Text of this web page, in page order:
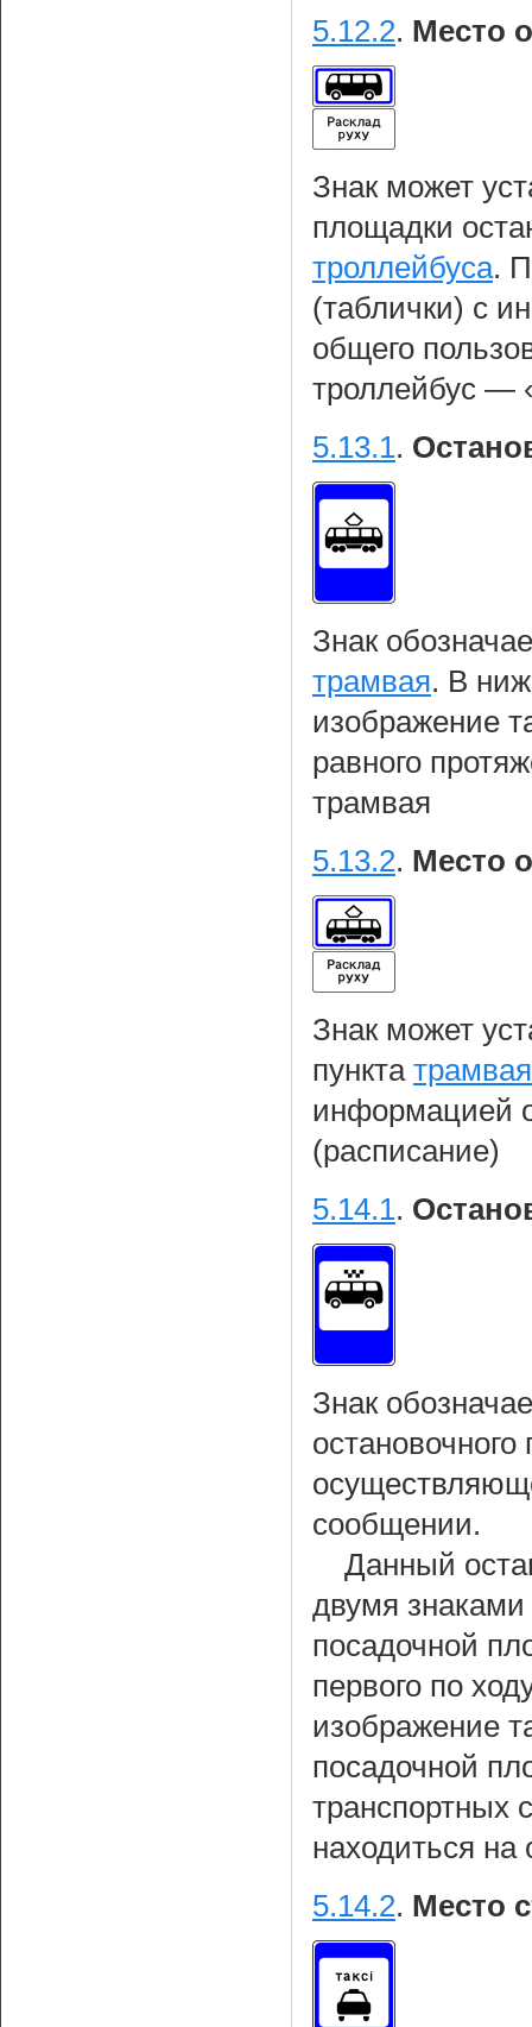
5.12.2. Место
Знак может
площадки
троллейбуса.
(таблички) с
общего
троллейбус —
5.13.1.
Знак
трамвая. В
изображение
равного
трамвая
5.13.2. Место
Знак может
пункта трамвая
информацией
(расписание)
5.14.1.
Знак
остановочного
сообщении.
Данный
двумя
посадочной
первого по
изображение
посадочной
транспортных
находиться на
5.14.2. Место